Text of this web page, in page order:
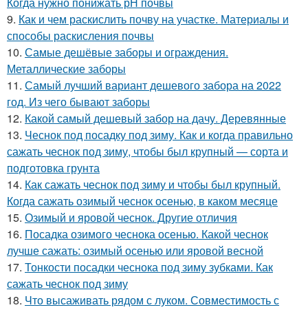
9. Как и чем раскислить почву на участке. Материалы и
способы раскисления почвы
10. Самые дешёвые заборы и ограждения.
Металлические заборы
11. Самый лучший вариант дешевого забора на 2022
год. Из чего бывают заборы
12. Какой самый дешевый забор на дачу. Деревянные
13. Чеснок под посадку под зиму. Как и когда правильно
сажать чеснок под зиму, чтобы был крупный — сорта и
подготовка грунта
14. Как сажать чеснок под зиму и чтобы был крупный.
Когда сажать озимый чеснок осенью, в каком месяце
15. Озимый и яровой чеснок. Другие отличия
16. Посадка озимого чеснока осенью. Какой чеснок
лучше сажать: озимый осенью или яровой весной
17. Тонкости посадки чеснока под зиму зубками. Как
сажать чеснок под зиму
18. Что высаживать рядом с луком. Совместимость с